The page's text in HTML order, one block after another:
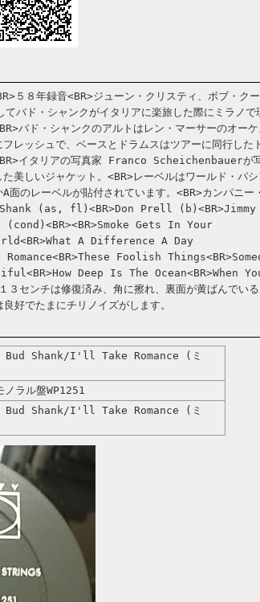
５８年録音<BR>ジューン・クリスティ、ボブ・ク
ド・シャンクがイタリアに楽旅した際にミラノで
バド・シャンクのアルトはレン・マーサーのオー
レッシュで、ベースとドラムスはツアーに同行した
イタリアの写真家 Franco Scheichenbauerが
美しいジャケット。<BR>レーベルはワールド・パ
面のレーベルが貼付されています。<BR>カンパニー
Shank (as, fl)<BR>Don Prell (b)<BR>Jimmy
Gets In Your
A Difference A Day
Foolish
Deep Is The Ocean<BR>When
センチは修復済み、角に擦れ、裏面が黄ばんでい
好でたまにチリノイズがします。
Bud Shank/I'll Take Romance (ミ
ラル盤WP1251
Bud Shank/I'll Take Romance (ミ